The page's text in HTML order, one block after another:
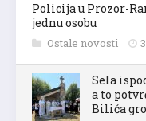
Policija u Prozor-
jednu osobu
Ostale novosti
Sela
a to
Bilića